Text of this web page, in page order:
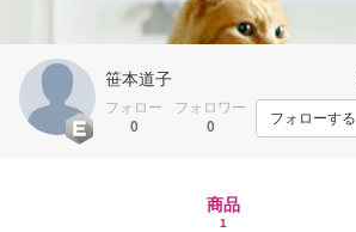
笹本道子
フォロー
0
フォロワー
0
フォローする
商品
1